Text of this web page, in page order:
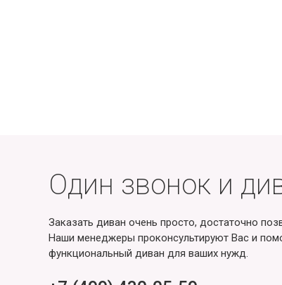
Один звонок и
Заказать диван очень просто, достаточно
Наши менеджеры проконсультируют Вас и
функциональный диван для ваших нужд.